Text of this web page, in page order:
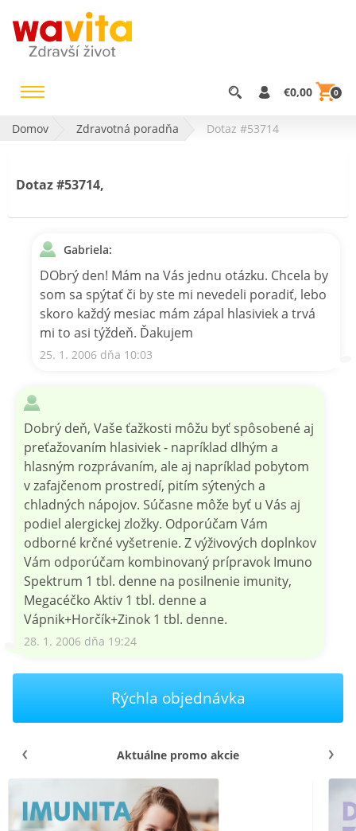
€0,00 0
Domov Zdravotná poradňa Dotaz #53714
Dotaz #53714,
Gabriela:
DObrý den! Mám na Vás jednu otázku. Chcela by
som sa spýtať či by ste mi nevedeli poradiť, lebo
skoro každý mesiac mám zápal hlasiviek a trvá
mi to asi týždeň. Ďakujem
25. 1. 2006 dňa 10:03
Dobrý deň, Vaše ťažkosti môžu byť spôsobené aj
preťažovaním hlasiviek - napríklad dlhým a
hlasným rozprávaním, ale aj napríklad pobytom
v zafajčenom prostredí, pitím sýtených a
chladných nápojov. Súčasne môže byť u Vás aj
podiel alergickej zložky. Odporúčam Vám
odborné krčné vyšetrenie. Z výživových doplnkov
Vám odporúčam kombinovaný prípravok Imuno
Spektrum 1 tbl. denne na posilnenie imunity,
Megacéčko Aktiv 1 tbl. denne a
Vápnik+Horčík+Zinok 1 tbl. denne.
28. 1. 2006 dňa 19:24
Rýchla objednávka
Aktuálne promo akcie